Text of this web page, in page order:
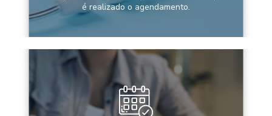
é realizado o agendamento.